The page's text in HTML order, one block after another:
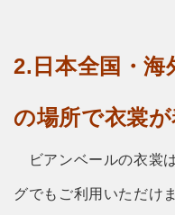
2.日本全国・海
の場所で衣裳が
ビアンベールの衣裳
グでもご利用いただけ